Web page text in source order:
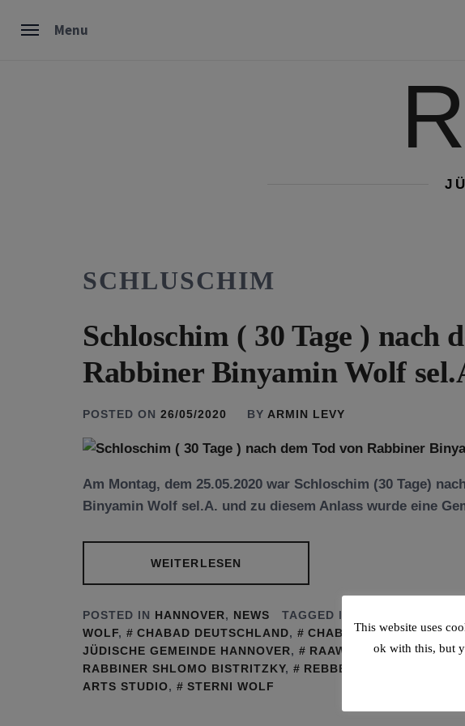
Menu
SCHLUSCHIM
Schloschim ( 30 Tage ) nach
Rabbiner Binyamin Wolf
POSTED ON 26/05/2020 BY ARMIN LEVY
Am Montag, dem 25.05.2020 war Schloschim (30 Tage)
Binyamin Wolf sel.A. und zu diesem Anlass wurde eine
WEITERLESEN
POSTED IN HANNOVER, NEWS TAGGED IN
WOLF, CHABAD DEUTSCHLAND, CHABAD HANNOVER,
JÜDISCHE GEMEINDE HANNOVER, RAAWI NEWS, RABBI,
RABBINER SHLOMO BISTRITZKY, REBBE
ARTS STUDIO, STERNI WOLF
This website uses
ok with this, but